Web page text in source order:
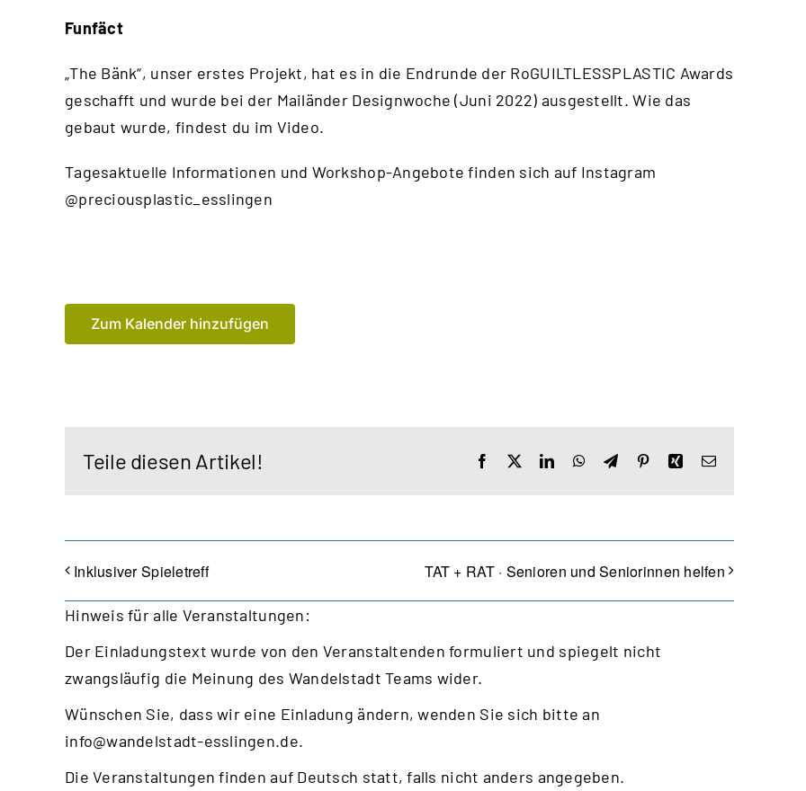
Funfäct
„The Bänk“, unser erstes Projekt, hat es in die Endrunde der RoGUILTLESSPLASTIC Awards
geschafft und wurde bei der Mailänder Designwoche (Juni 2022) ausgestellt. Wie das
gebaut wurde, findest du im Video.
Tagesaktuelle Informationen und Workshop-Angebote finden sich auf Instagram
@preciousplastic_esslingen
Zum Kalender hinzufügen
Teile diesen Artikel! Facebook LinkedInWhatsApp
TelegramPinterestXingE-
Inklusiver Spieletreff TAT + RAT · Senioren und Seniorinnen helfen
Hinweis für alle Veranstaltungen:
Der Einladungstext wurde von den Veranstaltenden formuliert und spiegelt nicht
zwangsläufig die Meinung des Wandelstadt Teams wider.
Wünschen Sie, dass wir eine Einladung ändern, wenden Sie sich bitte an
info@wandelstadt-esslingen.de.
Die Veranstaltungen finden auf Deutsch statt, falls nicht anders angegeben.